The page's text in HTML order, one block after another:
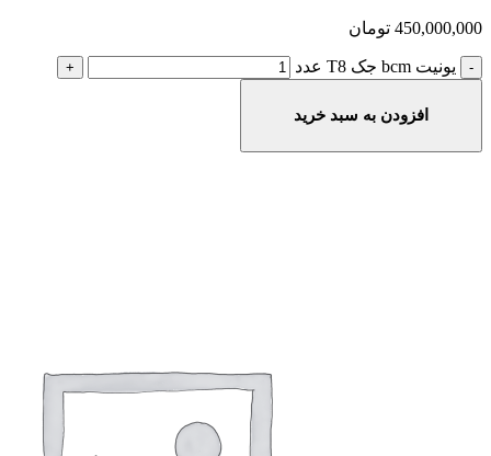
450,000,000 تومان
یونیت bcm جک T8 عدد
افزودن به سبد خرید